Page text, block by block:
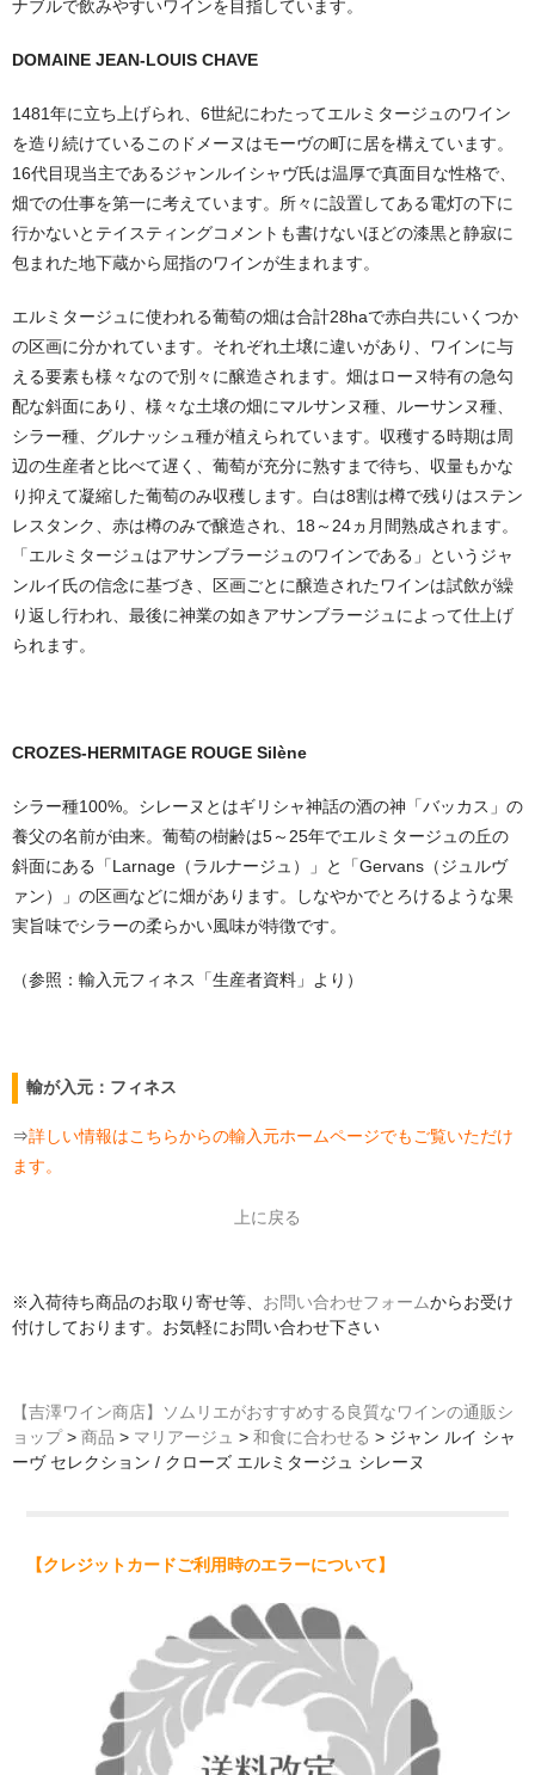
ナブルで飲みやすいワインを目指しています。
DOMAINE JEAN-LOUIS CHAVE
1481年に立ち上げられ、6世紀にわたってエルミタージュのワイン
を造り続けているこのドメーヌはモーヴの町に居を構えています。
16代目現当主であるジャンルイシャヴ氏は温厚で真面目な性格で、
畑での仕事を第一に考えています。所々に設置してある電灯の下に
行かないとテイスティングコメントも書けないほどの漆黒と静寂に
包まれた地下蔵から屈指のワインが生まれます。
エルミタージュに使われる葡萄の畑は合計28haで赤白共にいくつか
の区画に分かれています。それぞれ土壌に違いがあり、ワインに与
える要素も様々なので別々に醸造されます。畑はローヌ特有の急勾
配な斜面にあり、様々な土壌の畑にマルサンヌ種、ルーサンヌ種、
シラー種、グルナッシュ種が植えられています。収穫する時期は周
辺の生産者と比べて遅く、葡萄が充分に熟すまで待ち、収量もかな
り抑えて凝縮した葡萄のみ収穫します。白は8割は樽で残りはステン
レスタンク、赤は樽のみで醸造され、18～24ヵ月間熟成されます。
「エルミタージュはアサンブラージュのワインである」というジャ
ンルイ氏の信念に基づき、区画ごとに醸造されたワインは試飲が繰
り返し行われ、最後に神業の如きアサンブラージュによって仕上げ
られます。
CROZES-HERMITAGE ROUGE Silène
シラー種100%。シレーヌとはギリシャ神話の酒の神「バッカス」の
養父の名前が由来。葡萄の樹齢は5～25年でエルミタージュの丘の
斜面にある「Larnage（ラルナージュ）」と「Gervans（ジュルヴ
ァン）」の区画などに畑があります。しなやかでとろけるような果
実旨味でシラーの柔らかい風味が特徴です。
（参照：輸入元フィネス「生産者資料」より）
輸が入元：フィネス
⇒詳しい情報はこちらからの輸入元ホームページでもご覧いただけ
ます。
上に戻る
※入荷待ち商品のお取り寄せ等、 お問い合わせフォームからお受け
付けしております。お気軽にお問い合わせ下さい
【吉澤ワイン商店】ソムリエがおすすめする良質なワインの通販シ
ョップ> 商品 > マリアージュ > 和食に合わせる > ジャン ルイ シャ
ーヴ セレクション / クローズ エルミタージュ シレーヌ
【クレジットカードご利用時のエラーについて】